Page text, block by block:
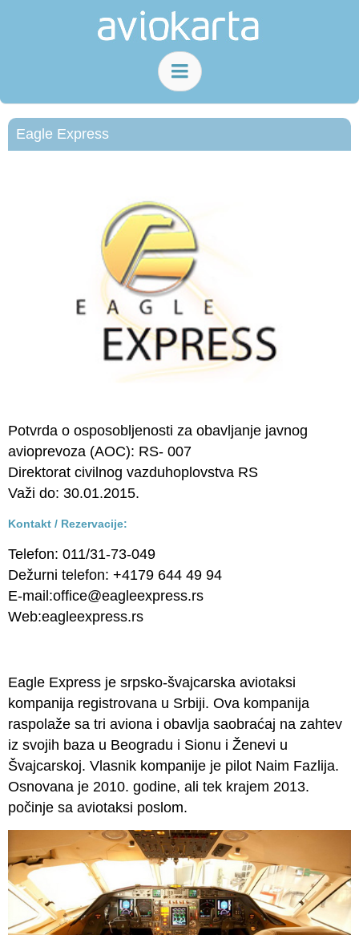
Eagle Express
Potvrda o osposobljenosti za obavljanje javnog
avioprevoza (AOC): RS- 007
Direktorat civilnog vazduhoplovstva RS
Važi do: 30.01.2015.
Kontakt / Rezervacije:
Telefon: 011/31-73-049
Dežurni telefon: +4179 644 49 94
E-mail:office@eagleexpress.rs
Web:eagleexpress.rs
Eagle Express je srpsko-švajcarska aviotaksi
kompanija registrovana u Srbiji. Ova kompanija
raspolaže sa tri aviona i obavlja saobraćaj na zahtev
iz svojih baza u Beogradu i Sionu i Ženevi u
Švajcarskoj. Vlasnik kompanije je pilot Naim Fazlija.
Osnovana je 2010. godine, ali tek krajem 2013.
počinje sa aviotaksi poslom.